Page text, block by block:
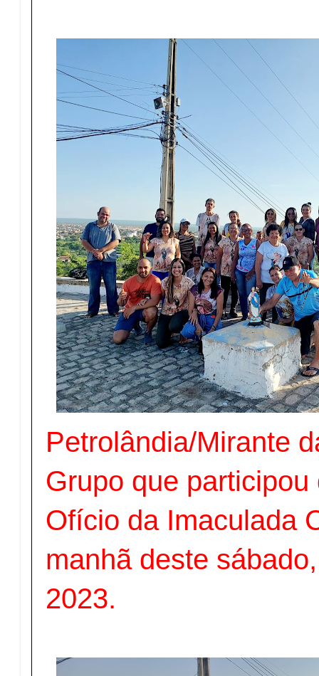
Petrolândia/Mirante
Grupo que
Ofício da Imaculada
manhã deste
2023.